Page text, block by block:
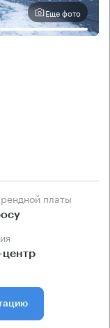
Еще фото
платы
центр